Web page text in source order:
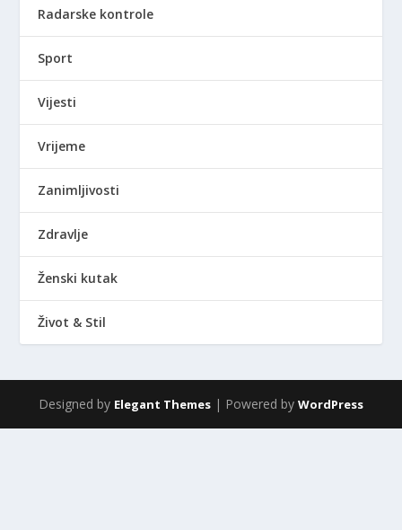
Radarske kontrole
Sport
Vijesti
Vrijeme
Zanimljivosti
Zdravlje
Ženski kutak
Život & Stil
Designed by Elegant Themes | Powered by WordPress